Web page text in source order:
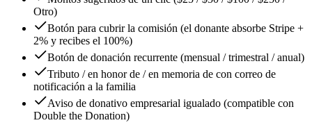
Otro)
Botón para cubrir la comisión (el donante absorbe Stripe +
2% y recibes el 100%)
Botón de donación recurrente (mensual / trimestral / anual)
Tributo / en honor de / en memoria de con correo de
notificación a la familia
Aviso de donativo empresarial igualado (compatible con
Double the Donation)